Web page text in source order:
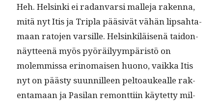
Heh. Helsin­ki ei radan­var­si malle­ja raken­na,
mitä nyt Itis ja Tripla pää­sivät vähän lip­sah­ta­
maan rato­jen var­sille. Helsinkiläisenä taidon­
näyt­teenä myös pyöräi­lyym­päristö on
molem­mis­sa eri­no­maisen huono, vaik­ka Itis
nyt on päästy suun­nilleen pel­toaukealle rak­
en­ta­maan ja Pasi­lan remont­ti­in käytet­ty mil­